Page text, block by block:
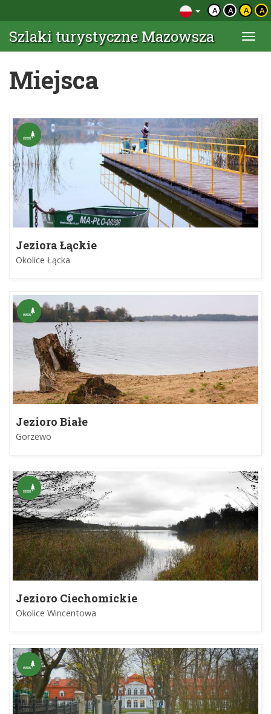
A A A A
Szlaki turystyczne Mazowsza
Miejsca
Jeziora Łąckie
Okolice Łącka
Jezioro Białe
Gorzewo
Jezioro Ciechomickie
Okolice Wincentowa